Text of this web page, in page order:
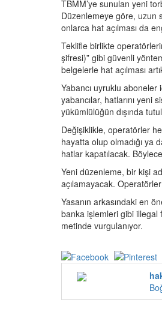
TBMM’ye sunulan yeni
Düzenlemeye göre, uzun
onlarca hat açılması da
Teklifle birlikte
şifresi)” gibi güvenli
belgelerle hat açılması
Yabancı uyruklu aboneler
yabancılar, hatlarını
yükümlülüğün dışında
Değişiklikle, operatörler
hayatta olup olmadığı ya
hatlar kapatılacak.
Yeni düzenleme, bir kişi
açılamayacak.
Yasanın arkasındaki en
banka işlemleri gibi illegal
metinde vurgulanıyor.